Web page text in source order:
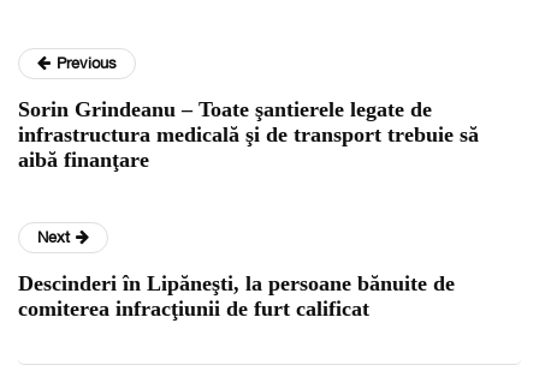
Previous
Sorin Grindeanu – Toate şantierele legate de
infrastructura medicală şi de transport trebuie să
aibă finanţare
Next
Descinderi în Lipăneşti, la ­persoane bănuite de
comiterea infracţiunii de furt calificat